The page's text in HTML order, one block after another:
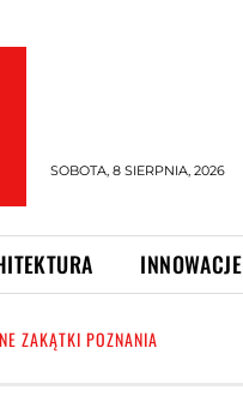
SOBOTA, 8 SIERPNIA, 2026
INNOWACJE
ZAKĄTKI POZNANIA